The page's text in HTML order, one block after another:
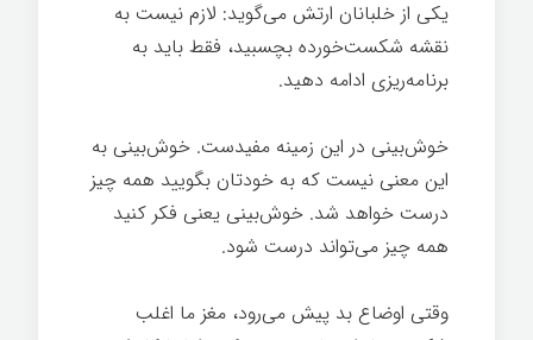
یکی از خلبانان ارتش می‌گوید: لازم نیست به
نقشه شکست‌خورده بچسبید، فقط باید به
برنامه‌ریزی ادامه دهید.
خوش‌بینی در این زمینه مفیدست. خوش‌بینی به
این معنی نیست که به خودتان بگویید همه چیز
درست خواهد شد. خوش‌بینی یعنی فکر کنید
همه چیز می‌تواند درست شود.
وقتی اوضاع بد پیش می‌رود، مغز ما اغلب